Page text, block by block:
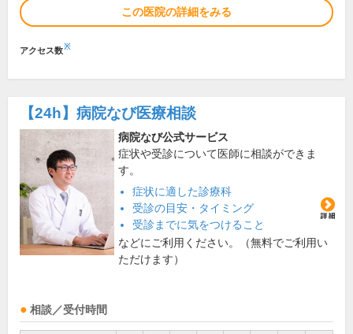
この医院の詳細をみる
アクセス数※
【24h】 病院なび医療相談
病院なび公式サービス
症状や受診について医師に相談ができま
す。
症状に適した診療科
受診の目安・タイミング
受診までに気をつけること
などにご利用ください。（無料でご利用い
ただけます）
相談／受付時間